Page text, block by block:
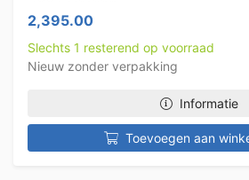
2,395.00
Slechts 1 resterend op voorraad
Nieuw zonder verpakking
Informatie
Toevoegen aan